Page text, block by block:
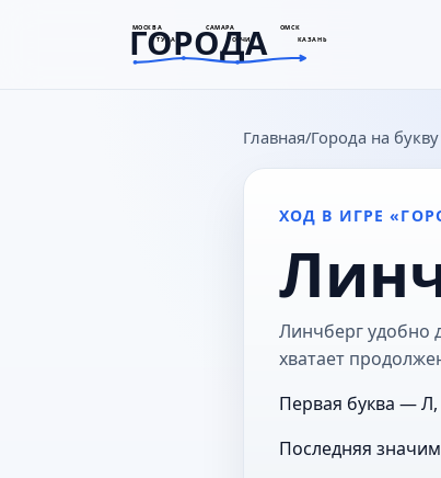
МОСКВА САМАРА ОМСК
ТУЛА СОЧИ КАЗАНЬ
ГОРОДА
goroda-na.ru
Главная Города на
ХОД В ИГРЕ
Линчберг удобно
хватает
Первая буква —
Последняя